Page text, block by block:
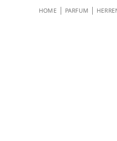
HOME PARFUM